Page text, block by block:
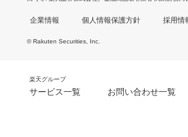
企業情報 個人情報保護方針 採用情
© Rakuten Securities, Inc.
楽天グループ
サービス一覧 お問い合わせ一覧